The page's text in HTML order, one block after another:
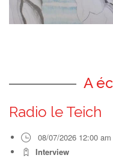
A
Radio le Teich
08/07/2026 12:00 am
Interview